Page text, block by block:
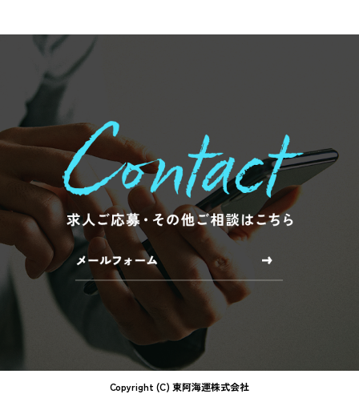
Copyright (C) 東阿海運株式会社